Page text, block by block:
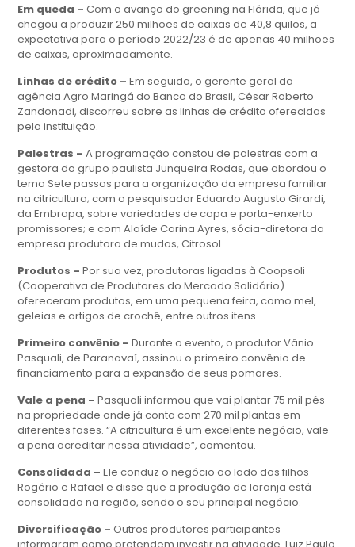
Em queda – Com o avanço do greening na Flórida, que já
chegou a produzir 250 milhões de caixas de 40,8 quilos, a
expectativa para o período 2022/23 é de apenas 40 milhões
de caixas, aproximadamente.
Linhas de crédito –Em seguida, o gerente geral da
agência Agro Maringá do Banco do Brasil, César Roberto
Zandonadi, discorreu sobre as linhas de crédito oferecidas
pela instituição.
Palestras – A programação constou de palestras com a
gestora do grupo paulista Junqueira Rodas, que abordou o
tema Sete passos para a organização da empresa familiar
na citricultura; com o pesquisador Eduardo Augusto Girardi,
da Embrapa, sobre variedades de copa e porta-enxerto
promissores; e com Alaíde Carina Ayres, sócia-diretora da
empresa produtora de mudas, Citrosol.
Produtos –Por sua vez, produtoras ligadas à Coopsoli
(Cooperativa de Produtores do Mercado Solidário)
ofereceram produtos, em uma pequena feira, como mel,
geleias e artigos de crochê, entre outros itens.
Primeiro convênio – Durante o evento, o produtor Vânio
Pasquali, de Paranavaí, assinou o primeiro convênio de
financiamento para a expansão de seus pomares.
Vale a pena – Pasquali informou que vai plantar 75 mil pés
na propriedade onde já conta com 270 mil plantas em
diferentes fases. “A citricultura é um excelente negócio, vale
a pena acreditar nessa atividade”, comentou.
Consolidada – Ele conduz o negócio ao lado dos filhos
Rogério e Rafael e disse que a produção de laranja está
consolidada na região, sendo o seu principal negócio.
Diversificação – Outros produtores participantes